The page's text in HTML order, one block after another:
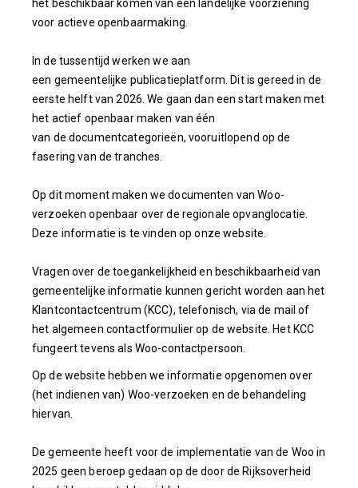
het beschikbaar komen van een landelijke voorziening
voor actieve openbaarmaking.
In de tussentijd werken we aan
een gemeentelijke publicatieplatform. Dit is gereed in de
eerste helft van 2026. We gaan dan een start maken met
het actief openbaar maken van één
van de documentcategorieën, vooruitlopend op de
fasering van de tranches.
Op dit moment maken we documenten van Woo-
verzoeken openbaar over de regionale opvanglocatie.
Deze informatie is te vinden op onze website.
Vragen over de toegankelijkheid en beschikbaarheid van
gemeentelijke informatie kunnen gericht worden aan het
Klantcontactcentrum (KCC), telefonisch, via de mail of
het algemeen contactformulier op de website. Het KCC
fungeert tevens als Woo-contactpersoon.
Op de website hebben we informatie opgenomen over
(het indienen van) Woo-verzoeken en de behandeling
hiervan.
De gemeente heeft voor de implementatie van de Woo in
2025 geen beroep gedaan op de door de Rijksoverheid